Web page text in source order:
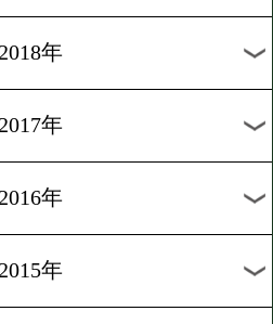
2021年
2020年
2018年